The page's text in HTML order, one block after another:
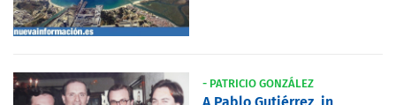
- PATRICIO GONZÁLEZ